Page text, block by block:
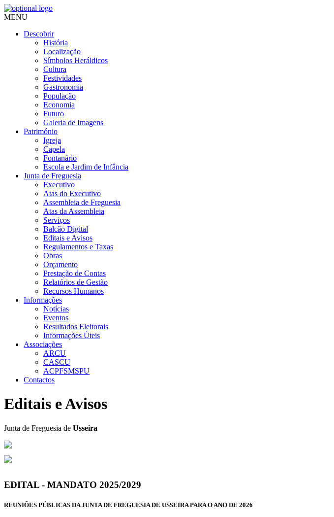
MENU
Descobrir
História
Localização
Símbolos Heráldicos
Cultura
Festividades
Gastronomia
População
Economia
Futuro
Galeria de Imagens
Património
Igreja
Capela
Fontanário
Escola e Jardim de Infância
Junta de Freguesia
Executivo
Atas do Executivo
Assembleia de Freguesia
Atas da Assembleia
Serviços
Balcão Digital
Editais e Avisos
Regulamentos e Taxas
Obras
Orçamento
Prestação de Contas
Relatórios de Gestão
Recursos Humanos
Informações
Notícias
Eventos
Resultados Eleitorais
Informações Úteis
Associações
ARCU
CASCU
ACPFSMSPU
Contactos
Editais e Avisos
Junta de Freguesia de Usseira
EDITAL - MANDATO 2025/2029
REUNIÕES PÚBLICAS DA JUNTA DE FREGUESIA DE USSEIRA PARA O ANO DE 2026